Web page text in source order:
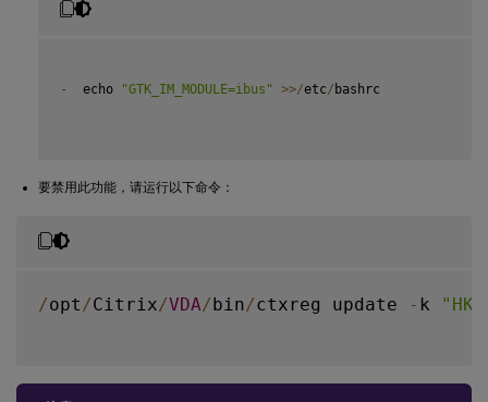
-
  echo
"GTK_IM_MODULE=ibus" >>/etc/ bashrc
要禁用此功能，请运行以下命令：
/opt/Citrix/VDA/bin/ctxreg update - k